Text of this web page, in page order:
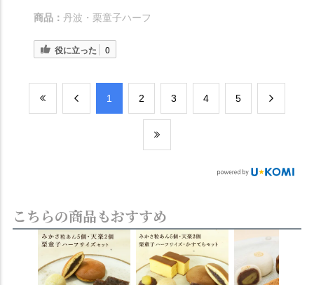
商品： 丹波・栗童子ハーフ
役に立った 0
​1 ​2 ​3 ​4 ​5
こちらの商品もおすすめ